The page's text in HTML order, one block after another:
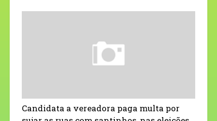
Candidata a vereadora paga multa por